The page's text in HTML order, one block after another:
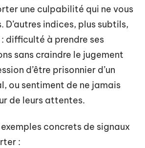
une culpabilité qui ne vous
indices, plus subtils,
difficulté à prendre ses
sans craindre le jugement
d’être prisonnier d’un
ou sentiment de ne jamais
de leurs attentes.
concrets de signaux
: